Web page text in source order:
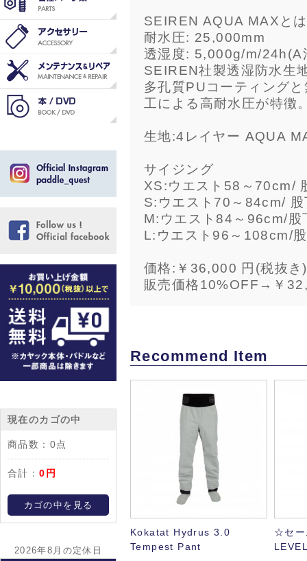
現在のカゴの中
商品数： 0点
合計：0円
カゴの中を見る
2026年8月の定休日
SEIREN AQUA MAXと
耐水圧: 25,000mm
透湿度: 5,000g/m/24h(A
SEIREN社製透湿防水生
多孔質PUコーティング
工による高耐水圧が特徴
生地:4レイヤー AQUA
サイジング
XS:ウエスト58～70cm/
S:ウエスト70～84cm/
M:ウエスト84～96cm/
L:ウエスト96～108cm/
価格:￥36,000 円(税抜き)
販売価格10%OFF→￥
Recommend Item
Kokatat Hydrus 3.0
Tempest Pant
☆セ